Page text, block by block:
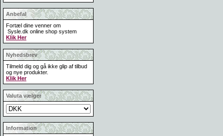
Anbefal
Fortæl dine venner om
Sysle.dk online shop system
Klik Her
Nyhedsbrev
Tilmeld dig og gå ikke glip af tilbud
og nye produkter.
Klik Her
Valuta vælger
Information